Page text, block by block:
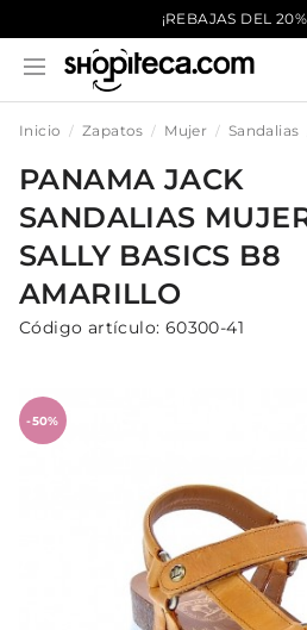
¡REBAJAS DEL
Inicio Zapatos Mujer Sandalias
PANAMA JACK
SANDALIAS
SALLY BASICS B8
AMARILLO
Código artículo: 60300-41
-50%